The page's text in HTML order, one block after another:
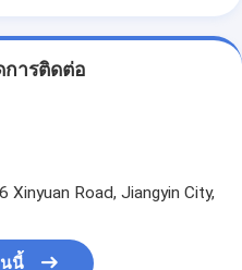
การติดต่อ
Road, Jiangyin City,
นี้